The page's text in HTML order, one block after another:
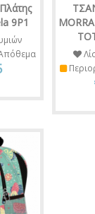
9P1